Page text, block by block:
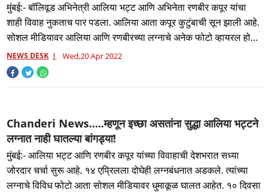
मुंबई:- बॉलिवूड अभिनेत्री आलिया भट्ट आणि अभिनेता रणबीर कपूर यांचा
शाही विवाह नुकताच पार पडला. आलिया आता कपूर कुटुंबाची सून झाली आहे.
सोशल मीडियावर आलिया आणि रणबीरच्या लग्नाचे अनेक फोटो व्हायरल होत
आह
NEWS DESK Wed,20 Apr 2022
Chanderi News.....म्हणून इच्छा असतांना सुद्धा आलिया भट्टने
लग्नात नाही घातल्या बांगड्या!
मुंबई:- आलिया भट्ट आणि रणबीर कपूर यांच्या विवाहाची देशभरात सध्या
जोरदार चर्चा सुरू आहे. १४ एप्रिलला दोघेही लग्नबंधनात अडकले. त्यांच्या
लग्नाचे विविध फोटो आता सोशल मीडियावर धुमाकूळ घालत आहेत. १० दिवसा